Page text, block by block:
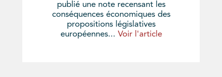
publié une note recensant les
conséquences économiques des
propositions législatives
européennes... Voir l'article